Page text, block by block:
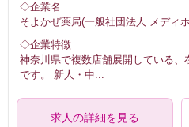
◇企業名
そよかぜ薬局(一般社団法人 メディ
◇企業特徴
神奈川県で複数店舗展開している
です。 新人・中...
求人の詳細を見る